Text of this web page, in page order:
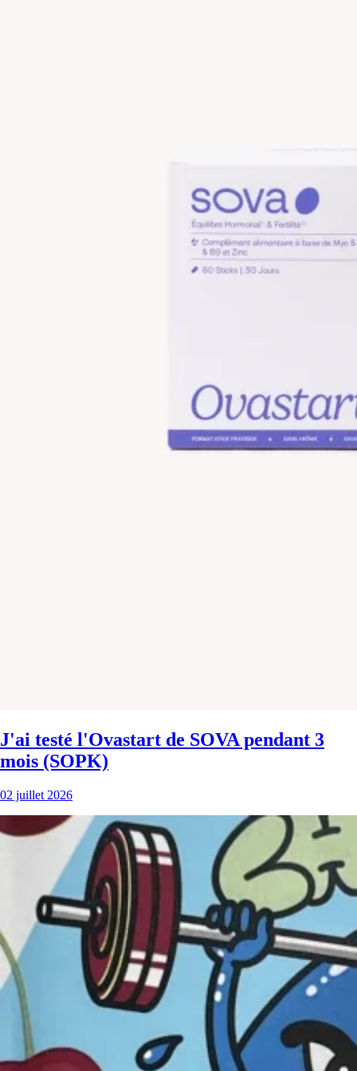
J'ai testé l'Ovastart de SOVA pendant 3
mois (SOPK)
02 juillet 2026